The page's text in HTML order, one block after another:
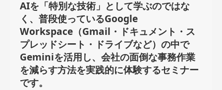
AIを「特別な技術」として学ぶのではな
く、普段使っているGoogle
Workspace（Gmail・ドキュメント・ス
プレッドシート・ドライブなど）の中で
Geminiを活用し、会社の面倒な事務作業
を減らす方法を実践的に体験するセミナー
です。